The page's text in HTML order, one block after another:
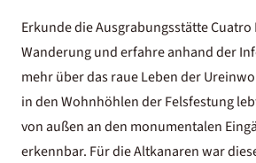
Erkunde die Ausgrabungsstätte
Wanderung und erfahre anhand der
mehr über das raue Leben der
in den Wohnhöhlen der Felsfestung
von außen an den monumentalen
erkennbar. Für die Altkanaren war